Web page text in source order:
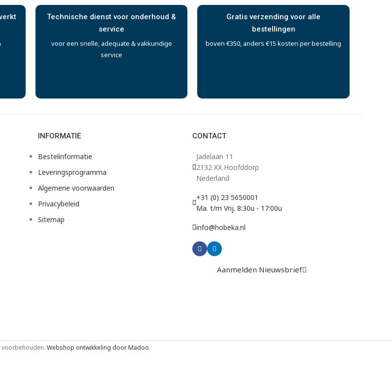
Technische dienst voor onderhoud &
service
voor een snelle, adequate & vakkundige
service
Gratis verzending voor alle
bestellingen
boven €350, anders €15 kosten per bestelling
INFORMATIE
Bestelinformatie
Leveringsprogramma
Algemene voorwaarden
Privacybeleid
Sitemap
CONTACT
Jadelaan 11
2132 XX Hoofddorp
Nederland
+31 (0) 23 5650001
Ma. t/m Vrij. 8:30u - 17:00u
info@hobeka.nl
Aanmelden Nieuwsbrief
voorbehouden. Webshop ontwikkeling door Madoo.